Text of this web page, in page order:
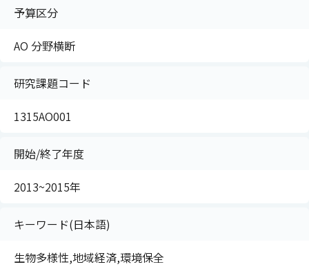
予算区分
AO 分野横断
研究課題コード
1315AO001
開始/終了年度
2013~2015年
キーワード(日本語)
生物多様性,地域経済,環境保全